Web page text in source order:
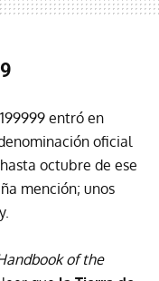
entró en
oficial
octubre de ese
mención; unos
of the